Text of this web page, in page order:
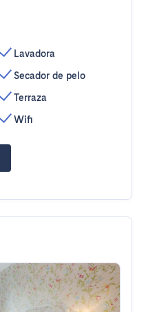
Lavadora
Secador de pelo
Terraza
Wifi